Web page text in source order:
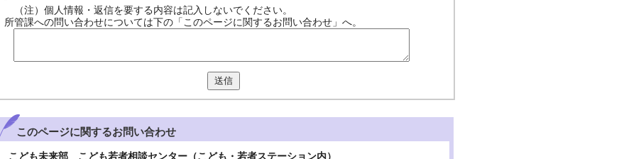
（注）個人情報・返信を要する内容は記入しないでください。
所管課への問い合わせについては下の「このページに関するお問い合わせ」へ。
送信
このページに関するお問い合わせ
こども未来部 こども若者相談センター（こども・若者ステーション内）